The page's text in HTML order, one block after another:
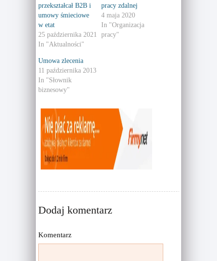
e
o
n
w
i
t
t
r
(
O
e
n
s
n
e
w
w
i
n
d
o
w
)
e
o
n
c
e
b
o
k
(
n
e
w
w
i
n
)
przekształcał B2B i
umowy śmieciowe
w etat
25 października 2021
In "Aktualności"
pracy zdalnej
4 maja 2020
In "Organizacja
pracy"
Umowa zlecenia
11 października 2013
In "Słownik
biznesowy"
Dodaj komentarz
Komentarz